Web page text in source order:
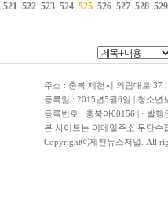
521 522 523 524 525 526 527 528 529
주소 : 충북 제천시 의림대로 37
등록일 : 2015년5월6일 | 청소
등록번호 : 충북아00156 | · 발
본 사이트는 이메일주소 무단수
Copyright⒞제천뉴스저널. All